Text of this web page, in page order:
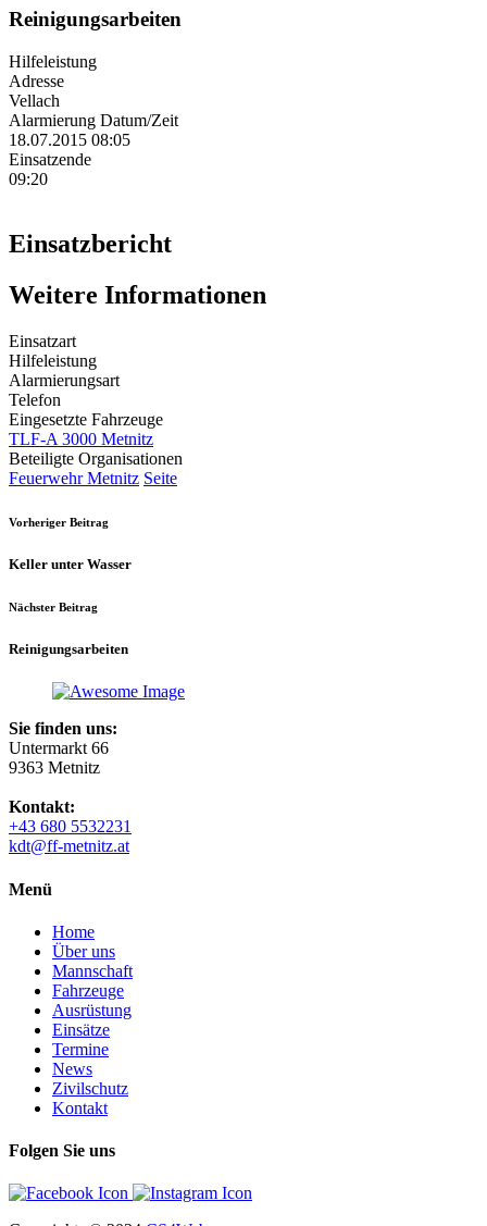
Reinigungsarbeiten
Hilfeleistung
Adresse
Vellach
Alarmierung Datum/Zeit
18.07.2015 08:05
Einsatzende
09:20
Einsatzbericht
Weitere Informationen
Einsatzart
Hilfeleistung
Alarmierungsart
Telefon
Eingesetzte Fahrzeuge
TLF-A 3000 Metnitz
Beteiligte Organisationen
Feuerwehr Metnitz Seite
Vorheriger Beitrag
Keller unter Wasser
Nächster Beitrag
Reinigungsarbeiten
Sie finden uns:
Untermarkt 66
9363 Metnitz
Kontakt:
+43 680 5532231
kdt@ff-metnitz.at
Menü
Home
Über uns
Mannschaft
Fahrzeuge
Ausrüstung
Einsätze
Termine
News
Zivilschutz
Kontakt
Folgen Sie uns